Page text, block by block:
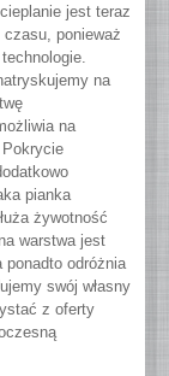
jest teraz
ponieważ
na
na
pianka
żywotność
warstwa jest
ponadto odróżnia
swój własny
z oferty